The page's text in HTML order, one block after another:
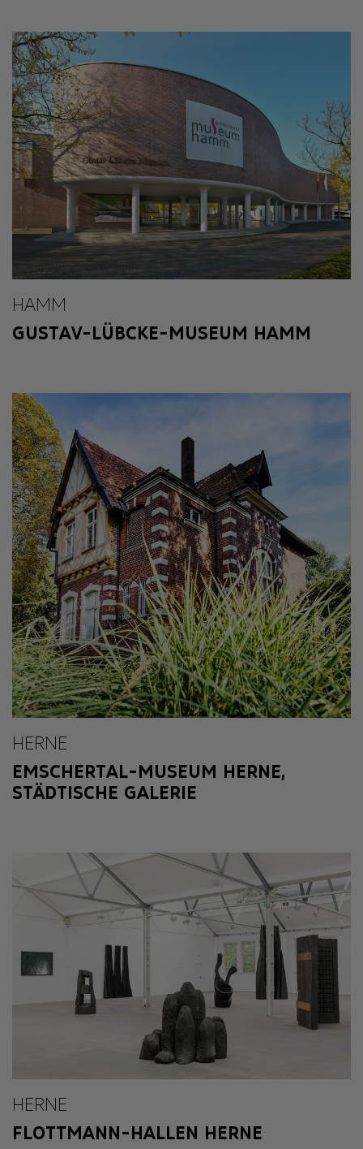
HAMM
GUSTAV-LÜBCKE-MUSEUM HAMM
HERNE
EMSCHERTAL-MUSEUM HERNE,
STÄDTISCHE GALERIE
HERNE
FLOTTMANN-HALLEN HERNE